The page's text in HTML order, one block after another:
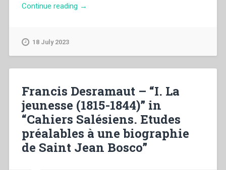
Continue reading “Francis
1852)”
in
“Cahiers
Salésiens.
Etudes
préalables
→
18 July 2023
Francis Desramaut – “I. La
jeunesse (1815-1844)” in
“Cahiers Salésiens. Etudes
préalables à une biographie
de Saint Jean Bosco”